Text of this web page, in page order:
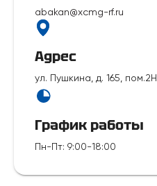
abakan@xcmg-rf.ru
Адрес
ул. Пушкина, д. 165, пом.2Н
График работы
Пн-Пт: 9:00-18:00